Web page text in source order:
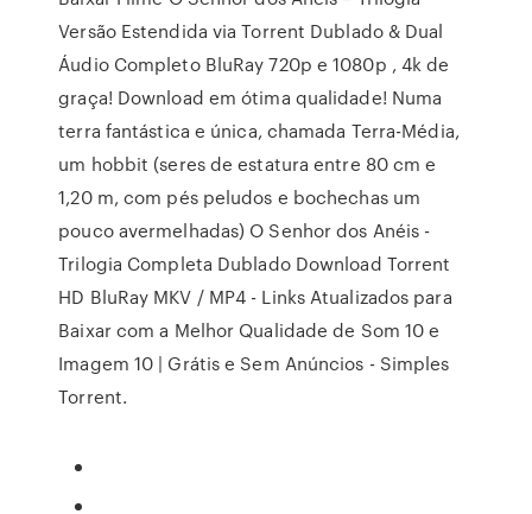
Versão Estendida via Torrent Dublado & Dual
Áudio Completo BluRay 720p e 1080p , 4k de
graça! Download em ótima qualidade! Numa
terra fantástica e única, chamada Terra-Média,
um hobbit (seres de estatura entre 80 cm e
1,20 m, com pés peludos e bochechas um
pouco avermelhadas) O Senhor dos Anéis -
Trilogia Completa Dublado Download Torrent
HD BluRay MKV / MP4 - Links Atualizados para
Baixar com a Melhor Qualidade de Som 10 e
Imagem 10 | Grátis e Sem Anúncios - Simples
Torrent.